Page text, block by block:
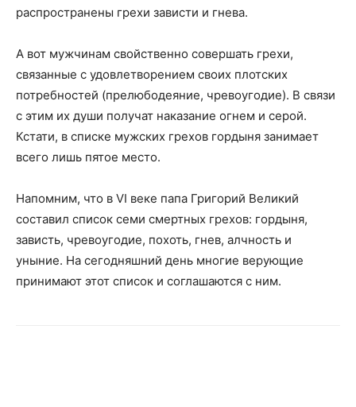
распространены грехи зависти и гнева.
А вот мужчинам свойственно совершать грехи,
связанные с удовлетворением своих плотских
потребностей (прелюбодеяние, чревоугодие). В связи
с этим их души получат наказание огнем и серой.
Кстати, в списке мужских грехов гордыня занимает
всего лишь пятое место.
Напомним, что в VI веке папа Григорий Великий
составил список семи смертных грехов: гордыня,
зависть, чревоугодие, похоть, гнев, алчность и
уныние. На сегодняшний день многие верующие
принимают этот список и соглашаются с ним.